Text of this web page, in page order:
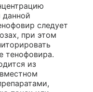
следует
при этом
тенофовира.
из